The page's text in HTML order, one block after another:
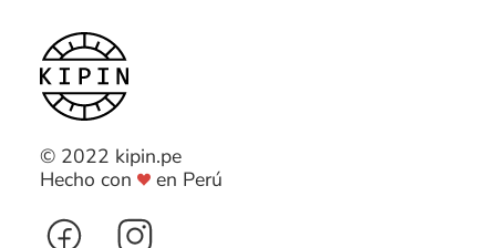
© 2022 kipin.pe
Hecho con
en Perú